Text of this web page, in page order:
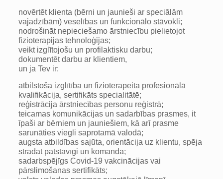
novērtēt klienta (bērni un jaunieši ar speciālām
vajadzībām) veselības un funkcionālo stāvokli;
nodrošināt nepieciešamo ārstniecību pielietojot
fizioterapijas tehnoloģijas;
veikt izglītojošu un profilaktisku darbu;
dokumentēt darbu ar klientiem,
un ja Tev ir:
atbilstoša izglītība un fizioterapeita profesionālā
kvalifikācija, sertifikāts specialitātē;
reģistrācija ārstniecības personu reģistrā;
teicamas komunikācijas un sadarbības prasmes, it
īpaši ar bērniem un jauniešiem, kā arī prasme
sarunāties viegli saprotamā valodā;
augsta atbildības sajūta, orientācija uz klientu, spēja
strādāt patstāvīgi un komandā;
sadarbspējīgs Covid-19 vakcinācijas vai
pārslimošanas sertifikāts;